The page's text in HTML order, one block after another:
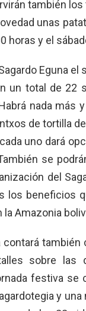
también
unas
horas y el
Eguna el
un total de
nada más
de tortilla
uno dará
se
del
los beneficios
Amazonia
contará
sobre las
festiva se
y